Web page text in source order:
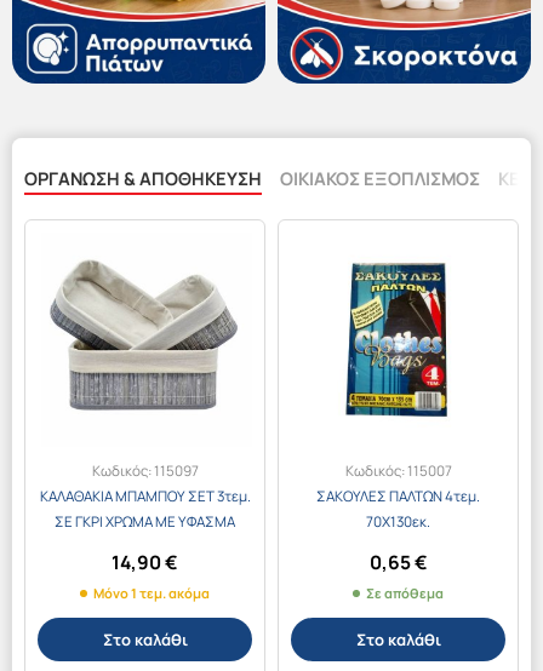
ΟΡΓΆΝΩΣΗ & ΑΠΟΘΉΚΕΥΣΗ ΟΙΚΙΑΚΟΣ ΕΞΟΠΛΙΣΜΟΣ
Κωδικός:115097
ΚΑΛΑΘΑΚΙΑ ΜΠΑΜΠΟΥ ΣΕΤ 3τεμ.
ΣΕ ΓΚΡΙ ΧΡΩΜΑ ΜΕ ΥΦΑΣΜΑ
14,90€
Μόνο 1 τεμ. ακόμα
Στο καλάθι
Κωδικός:115007
ΣΑΚΟΥΛΕΣ ΠΑΛΤΩΝ 4τεμ.
70Χ130εκ.
0,65€
Σε απόθεμα
Στο καλάθι